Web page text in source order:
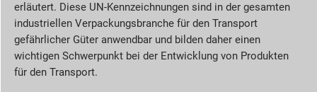
erläutert. Diese UN-Kennzeichnungen sind in der gesamten
industriellen Verpackungsbranche für den Transport
gefährlicher Güter anwendbar und bilden daher einen
wichtigen Schwerpunkt bei der Entwicklung von Produkten
für den Transport.